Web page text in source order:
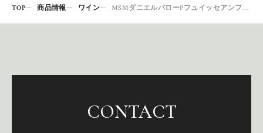
TOP 商品情報 ワイン MSMダニエルバローPフュイッセアンフランス17
CONTACT